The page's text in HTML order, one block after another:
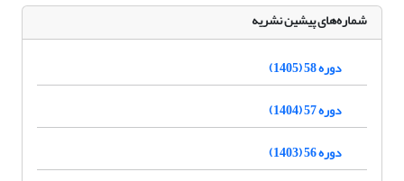
شماره‌های پیشین نشریه
دوره 58 (1405)
دوره 57 (1404)
دوره 56 (1403)